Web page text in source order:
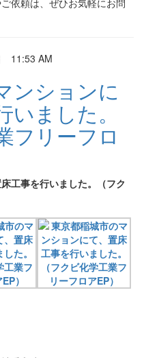
依頼は、ぜひお気軽にお問
11:53 AM
ンションに
ました。
フリーフロ
工事を行いました。（フク